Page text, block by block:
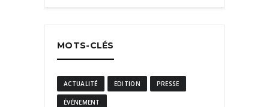
MOTS-CLÉS
ACTUALITÉ EDITION PRESSE
ÉVÉNEMENT